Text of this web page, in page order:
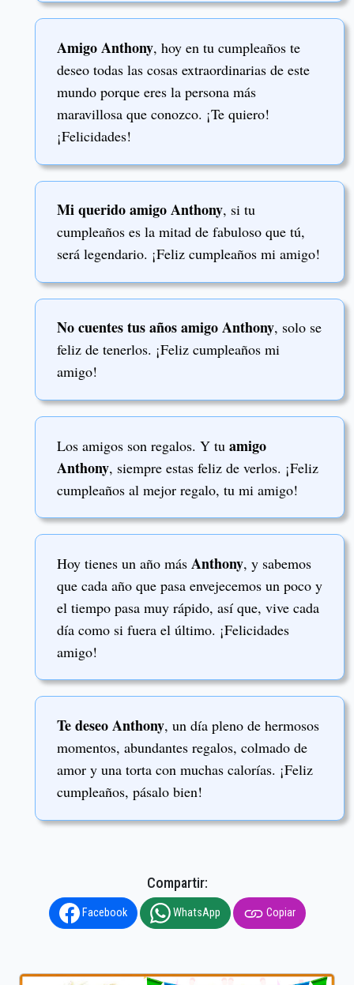
Amigo Anthony, hoy en tu cumpleaños te
deseo todas las cosas extraordinarias de este
mundo porque eres la persona más
maravillosa que conozco. ¡Te quiero!
¡Felicidades!
Mi querido amigo Anthony, si tu
cumpleaños es la mitad de fabuloso que tú,
será legendario. ¡Feliz cumpleaños mi amigo!
No cuentes tus años amigo Anthony, solo se
feliz de tenerlos. ¡Feliz cumpleaños mi
amigo!
Los amigos son regalos. Y tu amigo
Anthony, siempre estas feliz de verlos. ¡Feliz
cumpleaños al mejor regalo, tu mi amigo!
Hoy tienes un año más Anthony, y sabemos
que cada año que pasa envejecemos un poco y
el tiempo pasa muy rápido, así que, vive cada
día como si fuera el último. ¡Felicidades
amigo!
Te deseo Anthony, un día pleno de hermosos
momentos, abundantes regalos, colmado de
amor y una torta con muchas calorías. ¡Feliz
cumpleaños, pásalo bien!
Compartir:
Facebook WhatsApp Copiar